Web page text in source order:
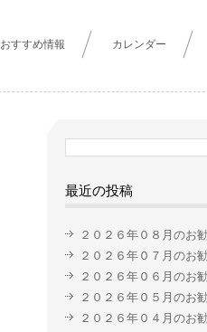
おすすめ情報 カレンダー
最近の投稿
２０２６年０８月のお
２０２６年０７月のお
２０２６年０６月のお
２０２６年０５月のお
２０２６年０４月のお